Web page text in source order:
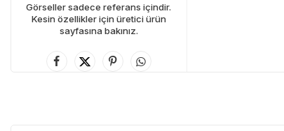
Görseller sadece referans içindir.
Kesin özellikler için üretici ürün
sayfasına bakınız.